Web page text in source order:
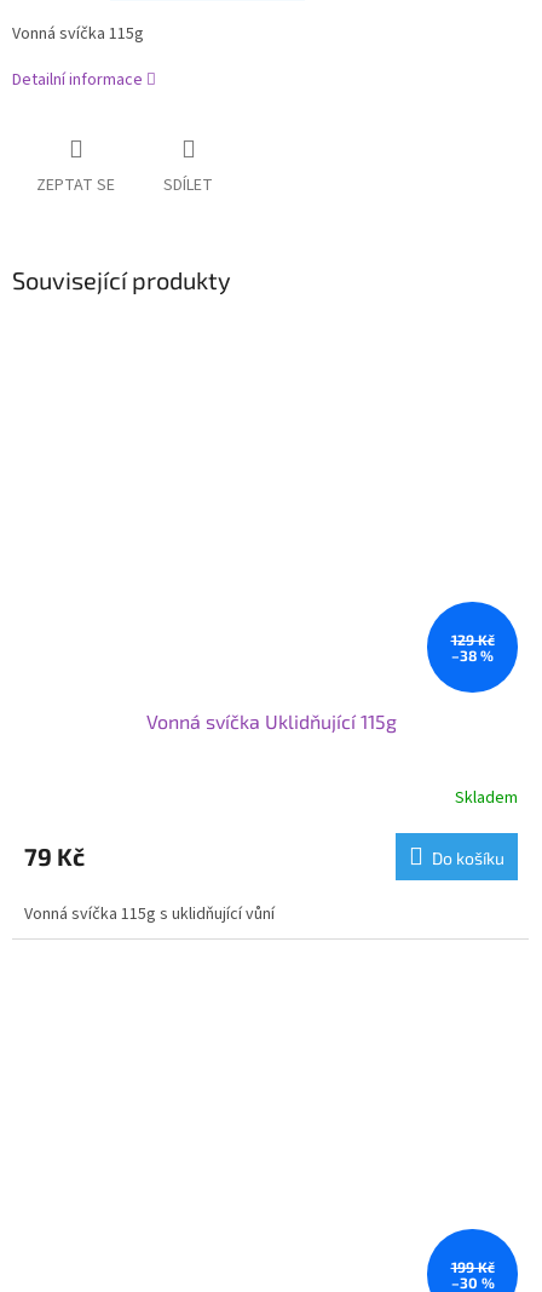
Vonná svíčka 115g
Detailní informace
ZEPTAT SE SDÍLET
Související produkty
129 Kč
–38 %
Vonná svíčka Uklidňující 115g
Skladem
79 Kč Do košíku
Vonná svíčka 115g s uklidňující vůní
199 Kč
–30 %